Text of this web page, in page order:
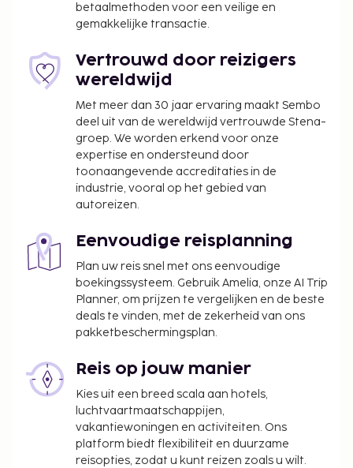
betaalmethoden voor een veilige en
gemakkelijke transactie.
Vertrouwd door reizigers
wereldwijd
Met meer dan 30 jaar ervaring maakt Sembo
deel uit van de wereldwijd vertrouwde Stena-
groep. We worden erkend voor onze
expertise en ondersteund door
toonaangevende accreditaties in de
industrie, vooral op het gebied van
autoreizen.
Eenvoudige reisplanning
Plan uw reis snel met ons eenvoudige
boekingssysteem. Gebruik Amelia, onze AI Trip
Planner, om prijzen te vergelijken en de beste
deals te vinden, met de zekerheid van ons
pakketbeschermingsplan.
Reis op jouw manier
Kies uit een breed scala aan hotels,
luchtvaartmaatschappijen,
vakantiewoningen en activiteiten. Ons
platform biedt flexibiliteit en duurzame
reisopties, zodat u kunt reizen zoals u wilt.